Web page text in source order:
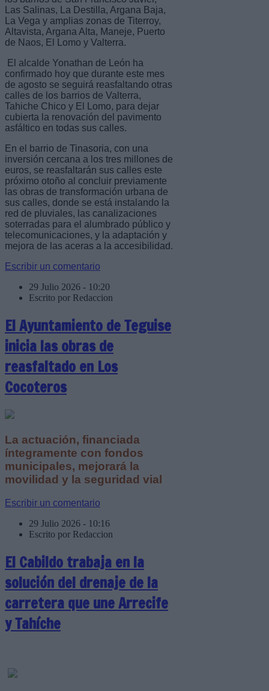
Las Salinas, La Destilla, Argana Baja,
La Vega y amplias zonas de Titerroy,
Altavista, Argana Alta, Maneje, Puerto
de Naos, El Lomo y Valterra.
El alcalde Yonathan de León ha
confirmado hoy que durante este mes
de agosto se seguirá reasfaltando otras
calles de los barrios de Valterra,
Tahiche Chico y El Lomo, para dejar
cubierta la renovación del pavimento
asfáltico en todas sus calles.
En el barrio de Tinasoria, con una
inversión cercana a los tres millones de
euros, se reasfaltarán sus calles este
próximo otoño al concluir previamente
las obras de transformación urbana de
sus calles, donde se está instalando la
red de pluviales, las canalizaciones
soterradas para el alumbrado público y
telecomunicaciones, y la adaptación y
mejora de las aceras a la accesibilidad.
Escribir un comentario
29 Julio 2026 - 10:20
Escrito por Redaccion
El Ayuntamiento de Teguise
inicia las obras de
reasfaltado en Los
Cocoteros
La actuación, financiada
íntegramente con fondos
municipales, mejorará la
movilidad y la seguridad vial
Escribir un comentario
29 Julio 2026 - 10:16
Escrito por Redaccion
El Cabildo trabaja en la
solución del drenaje de la
carretera que une Arrecife
y Tahíche